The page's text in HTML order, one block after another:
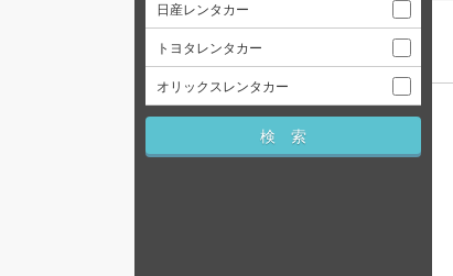
日産レンタカー
トヨタレンタカー
オリックスレンタカー